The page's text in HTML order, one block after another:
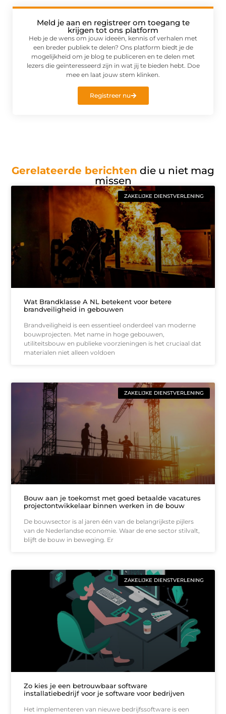
Meld je aan en registreer om toegang te
krijgen tot ons platform
Heb je de wens om jouw ideeën, kennis of verhalen met
een breder publiek te delen? Ons platform biedt je de
mogelijkheid om je blog te publiceren en te delen met
lezers die geïnteresseerd zijn in wat jij te bieden hebt. Doe
mee en laat jouw stem klinken.
Registreer nu
Gerelateerde berichten die u niet mag
missen
ZAKELIJKE DIENSTVERLENING
Wat Brandklasse A NL betekent voor betere
brandveiligheid in gebouwen
Brandveiligheid is een essentieel onderdeel van moderne
bouwprojecten. Met name in hoge gebouwen,
utiliteitsbouw en publieke voorzieningen is het cruciaal dat
materialen niet alleen voldoen
ZAKELIJKE DIENSTVERLENING
Bouw aan je toekomst met goed betaalde vacatures
projectontwikkelaar binnen werken in de bouw
De bouwsector is al jaren één van de belangrijkste pijlers
van de Nederlandse economie. Waar de ene sector stilvalt,
blijft de bouw in beweging. Er
ZAKELIJKE DIENSTVERLENING
Zo kies je een betrouwbaar software
installatiebedrijf voor je software voor bedrijven
Het implementeren van nieuwe bedrijfssoftware is een